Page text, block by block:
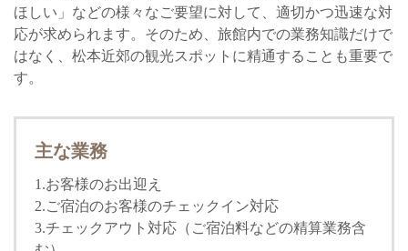
ほしい」などの様々なご要望に対して、適切かつ迅速な対
応が求められます。そのため、旅館内での業務知識だけで
はなく、松本近郊の観光スポットに精通することも重要で
す。
主な業務
1.お客様のお出迎え
2.ご宿泊のお客様のチェックイン対応
3.チェックアウト対応（ご宿泊料などの精算業務含